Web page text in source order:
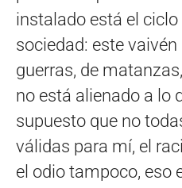
instalado está el
sociedad: este
guerras, de
no está alienado a lo
supuesto que no
válidas para mí, el
el odio tampoco, eso